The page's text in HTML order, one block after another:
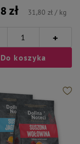
zł 31,80 zł / kg
+
Do koszyka